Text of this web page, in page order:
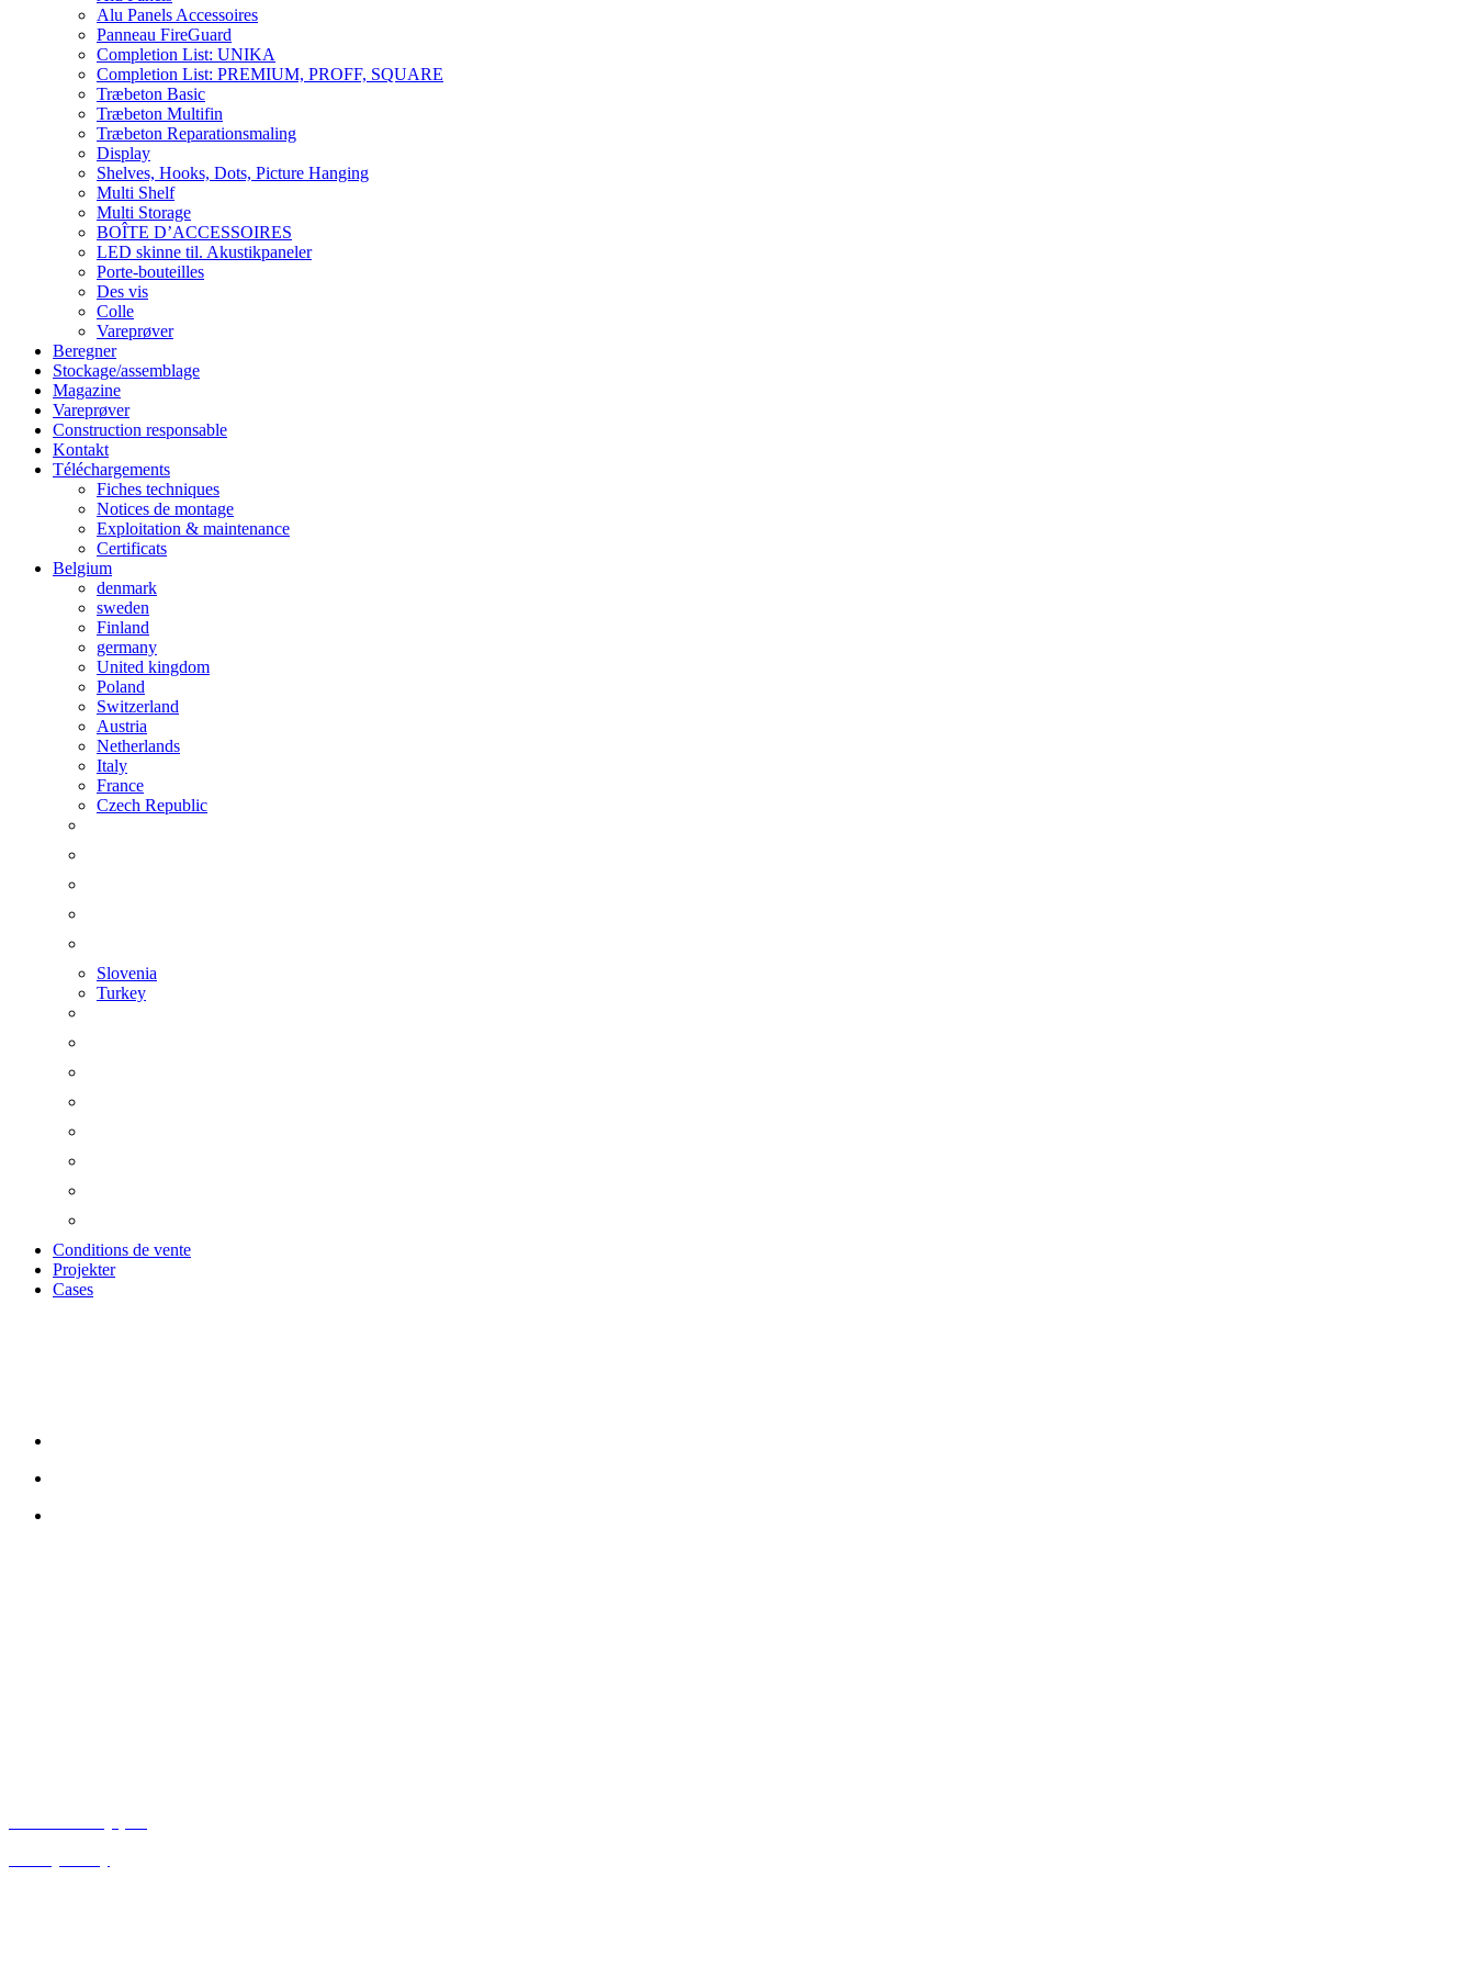
Alu Panels Accessoires
Panneau FireGuard
Completion List: UNIKA
Completion List: PREMIUM, PROFF, SQUARE
Træbeton Basic
Træbeton Multifin
Træbeton Reparationsmaling
Display
Shelves, Hooks, Dots, Picture Hanging
Multi Shelf
Multi Storage
BOÎTE D’ACCESSOIRES
LED skinne til. Akustikpaneler
Porte-bouteilles
Des vis
Colle
Vareprøver
Beregner
Stockage/assemblage
Magazine
Vareprøver
Construction responsable
Kontakt
Téléchargements
Fiches techniques
Notices de montage
Exploitation & maintenance
Certificats
Belgium
denmark
sweden
Finland
germany
United kingdom
Poland
Switzerland
Austria
Netherlands
Italy
France
Czech Republic
Slovenia
Turkey
Conditions de vente
Projekter
Cases